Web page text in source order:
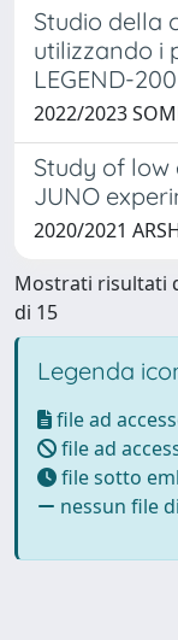
Studio della
utilizzando i
LEGEND-200
2022/2023
Study of
JUNO
2020/2021
Mostrati risultati
di 15
Legenda
file ad
file ad
file sotto
nessun file